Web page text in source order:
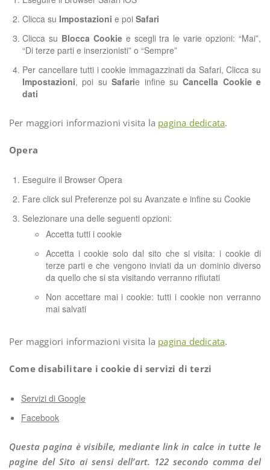
Clicca su Impostazioni e poi Safari
Clicca su Blocca Cookie e scegli tra le varie opzioni: “Mai”,
“Di terze parti e inserzionisti” o “Sempre”
Per cancellare tutti i cookie immagazzinati da Safari, Clicca su
Impostazioni, poi suSafarie infine suCancella Cookie e
dati
Per maggiori informazioni visita la pagina dedicata.
Opera
Eseguire il Browser Opera
Fare click sul Preferenze poi su Avanzate e infine su Cookie
Selezionare una delle seguenti opzioni:
Accetta tutti i cookie
Accetta i cookie solo dal sito che si visita: i cookie di
terze parti e che vengono inviati da un dominio diverso
da quello che si sta visitando verranno rifiutati
Non accettare mai i cookie: tutti i cookie non verranno
mai salvati
Per maggiori informazioni visita la pagina dedicata.
Come disabilitare i cookie di servizi di terzi
Servizi di Google
Facebook
Questa pagina è visibile, mediante link in calce in tutte le
pagine del Sito ai sensi dell’art. 122 secondo comma del